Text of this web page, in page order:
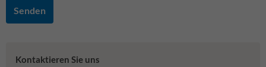
Senden
Kontaktieren Sie uns